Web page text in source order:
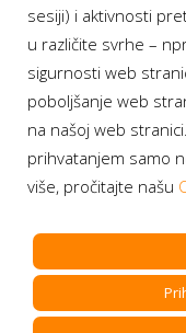
Copyright BH
sesiji) i aktivnosti
u različite svrhe –
sigurnosti web
poboljšanje web
na našoj web
prihvatanjem samo
više, pročitajte našu